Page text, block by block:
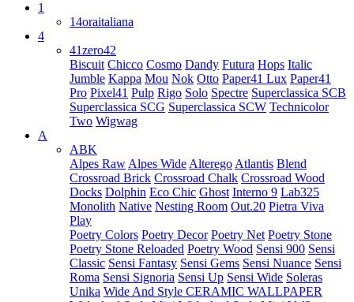
1
14oraitaliana
4
41zero42
Biscuit Chicco Cosmo Dandy Futura Hops Italic
Jumble Kappa Mou Nok Otto Paper41 Lux Paper41
Pro Pixel41 Pulp Rigo Solo Spectre Superclassica SCB
Superclassica SCG Superclassica SCW Technicolor
Two Wigwag
A
ABK
Alpes Raw Alpes Wide Alterego Atlantis Blend
Crossroad Brick Crossroad Chalk Crossroad Wood
Docks Dolphin Eco Chic Ghost Interno 9 Lab325
Monolith Native Nesting Room Out.20 Pietra Viva
Play
Poetry Colors Poetry Decor Poetry Net Poetry Stone
Poetry Stone Reloaded Poetry Wood Sensi 900 Sensi
Classic Sensi Fantasy Sensi Gems Sensi Nuance Sensi
Roma Sensi Signoria Sensi Up Sensi Wide Soleras
Unika Wide And Style CERAMIC WALLPAPER